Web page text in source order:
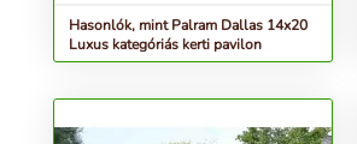
Hasonlók, mint Palram Dallas 14x20
Luxus kategóriás kerti pavilon